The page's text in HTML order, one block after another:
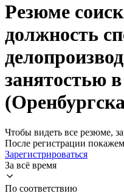
Резюме
должность
занятостью
Чтобы видеть все резюме,
После регистрации
Зарегистрироваться
За всё время
По соответствию